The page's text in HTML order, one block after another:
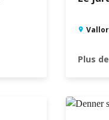
Plus